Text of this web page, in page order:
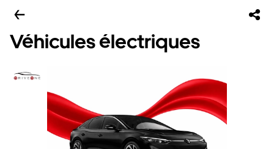
Véhicules électriques